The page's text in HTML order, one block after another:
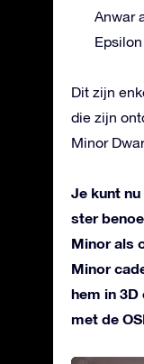
Anwar
Dit zijn
die zijn
Minor
Je kunt
ster
Minor als
Minor
hem in 3D
met de